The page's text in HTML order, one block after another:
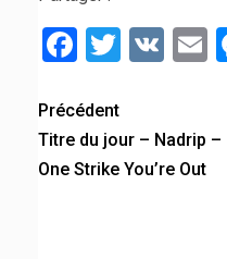
Facebook
Twitter
VK
Précédent
Titre du jour – Nadrip –
One Strike You’re Out